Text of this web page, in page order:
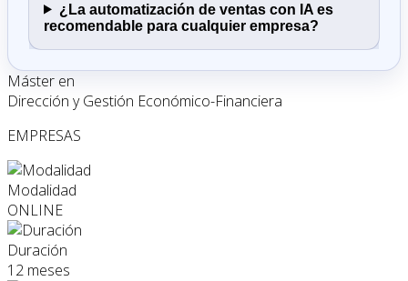
¿La automatización de ventas con IA es
recomendable para cualquier empresa?
Máster en
Dirección y Gestión Económico-Financiera
EMPRESAS
Modalidad
ONLINE
Duración
12 meses